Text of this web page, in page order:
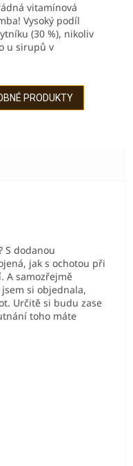
vitamínová
Vysoký podíl
(30 %), nikoliv
u sirupů v
F, K a další. Lisováno
PRODUKTY
5 z 5 hvězdiček.
S dodanou
jak s ochotou při
A samozřejmě
si objednala,
Určitě si budu zase
toho máte
5 z 5 hvězdiček.
5 z 5 hvězdiček.